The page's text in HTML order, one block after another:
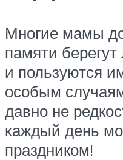
Многие мамы
памяти
и пользуются
особым
давно не
каждый день
праздником!